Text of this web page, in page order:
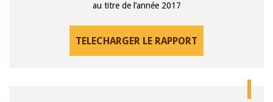
au titre de l’année 2017
TELECHARGER LE RAPPORT